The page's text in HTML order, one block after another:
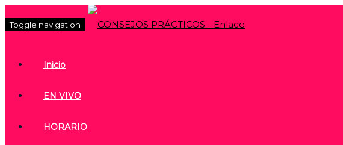
Toggle navigation
Inicio
EN VIVO
HORARIO